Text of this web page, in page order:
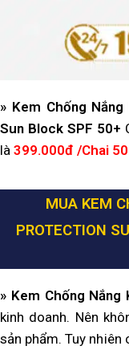
» Kem Chống
Sun Block SPF 50+
là 399.000đ /Chai
MUA KEM
PROTECTION
» Kem Chống Nắng
kinh doanh. Nên
sản phẩm. Tuy